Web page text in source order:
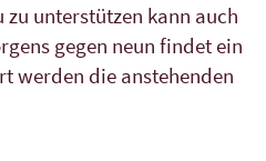
zu unterstützen kann auch
gegen neun findet ein
werden die anstehenden